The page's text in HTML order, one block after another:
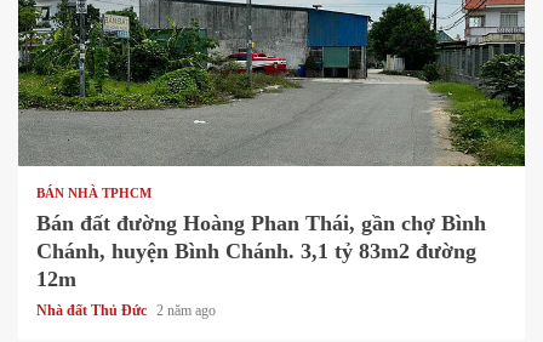
1 min read
BÁN NHÀ TPHCM
Bán đất đường Hoàng Phan Thái, gần chợ Bình
Chánh, huyện Bình Chánh. 3,1 tỷ 83m2 đường
12m
Nhà đất Thủ Đức 2 năm ago